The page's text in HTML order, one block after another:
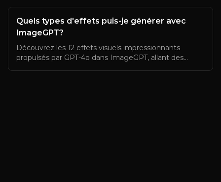
Découvrez ses capacités, fonctionnalités et comment
créer des visuels saisissants avec cette technologie de
pointe.
Quels types d'effets puis-je générer avec
ImageGPT?
Découvrez les 12 effets visuels impressionnants
propulsés par GPT-4o dans ImageGPT, allant des